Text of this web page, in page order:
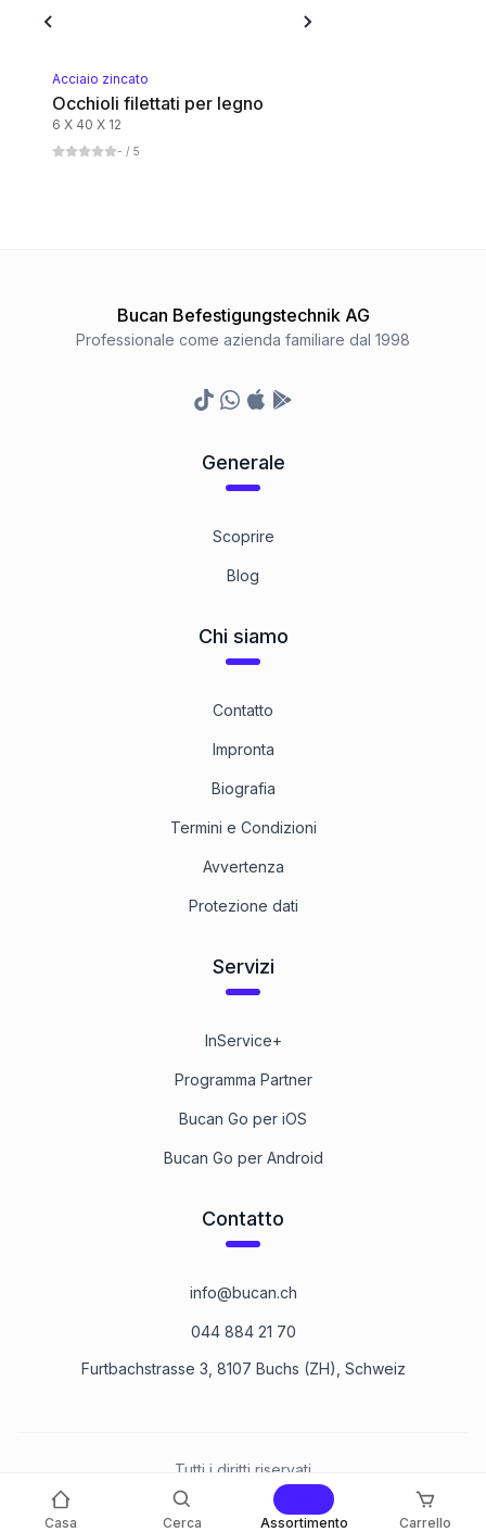
Acciaio zincato
Occhioli filettati per legno
6 X 40 X 12
- / 5
Bucan Befestigungstechnik AG
Professionale come azienda familiare dal 1998
TikTokWhatsapp
Appstore
Google Play Store
Generale
Scoprire
Blog
Chi siamo
Contatto
Impronta
Biografia
Termini e Condizioni
Avvertenza
Protezione dati
Servizi
InService+
Programma Partner
Bucan Go per iOS
Bucan Go per Android
Contatto
info@bucan.ch
044 884 21 70
Furtbachstrasse 3, 8107 Buchs (ZH), Schweiz
Tutti i diritti riservati
Bucan Befestigungstechnik AG
Casa Cerca Assortimento Carrello